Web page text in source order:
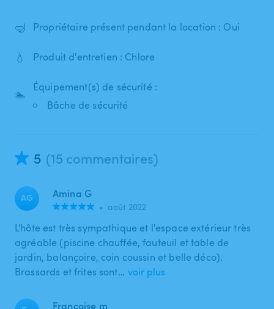
🤿 Propriétaire présent pendant la location : Oui
💧 Produit d'entretien : Chlore
🏊
Équipement(s) de sécurité :
Bâche de sécurité
5 (15 commentaires)
AG Amina G
• août 2022
L'hôte est très sympathique et l'espace extérieur très
agréable (piscine chauffée, fauteuil et table de
jardin, balançoire, coin coussin et belle déco).
Brassards et frites sont… voir plus
Françoise m